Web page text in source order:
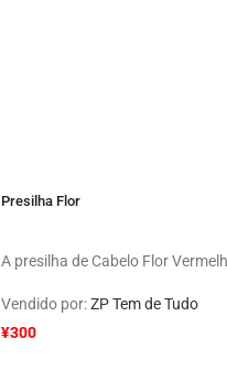
Presilha Flor
A presilha de Cabelo Flor
Vendido por:ZP Tem de Tudo
¥300